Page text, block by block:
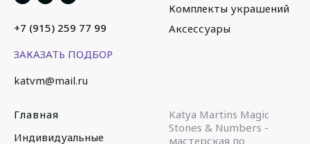
+7 (915) 259 77 99
ЗАКАЗАТЬ ПОДБОР
katvm@mail.ru
Комплекты украшений
Аксессуары
Главная
Индивидуальные
Katya Martins Magic
Stones & Numbers -
мастерская по